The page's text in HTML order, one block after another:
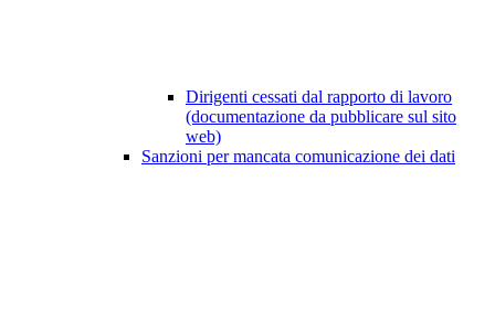
Dirigenti cessati dal rapporto di lavoro
(documentazione da pubblicare sul sito
web)
Sanzioni per mancata comunicazione dei dati